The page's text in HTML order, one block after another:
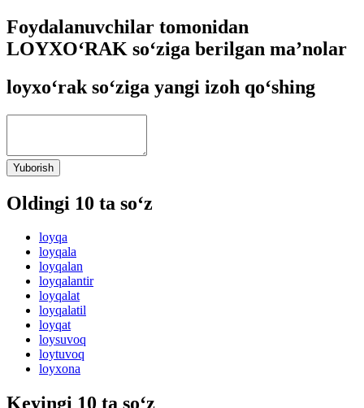
Foydalanuvchilar tomonidan
LOYXO‘RAK so‘ziga berilgan ma’nolar
loyxo‘rak so‘ziga yangi izoh qo‘shing
Yuborish
Oldingi 10 ta so‘z
loyqa
loyqala
loyqalan
loyqalantir
loyqalat
loyqalatil
loyqat
loysuvoq
loytuvoq
loyxona
Keyingi 10 ta so‘z